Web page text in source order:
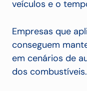
veículos e o
Empresas que
conseguem
em cenários de
dos combustíveis.